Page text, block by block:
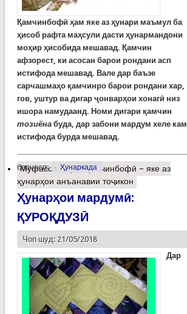
Қамчинбофӣ ҳам яке аз ҳунари маъмул ба
ҳисоб рафта маҳсули дасти ҳунармандони
моҳир ҳисобида мешавад. Қамчин
афзорест, ки асосан барои рондани асп
истифода мешавад. Вале дар баъзе
сарчашмаҳо қамчинро барои рондани хар,
гов, уштур ва дигар ҷонварҳои хонагӣ низ
ишора намудаанд. Номи дигари қамчин
тозиёнабуда, дар забони мардум хеле кам
истифода бурда мешавад.
барчасп: Ҳунаркада
Муфассалтаро Қамчинбофӣ – яке аз
ҳунарҳои анъанавии тоҷикон
Ҳунарҳои мардумӣ:
ҚУРОҚДУЗӢ
Чоп шуд: 21/05/2018
Дар